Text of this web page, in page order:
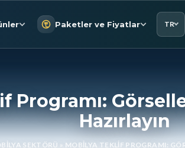
Paketler ve Fiyatlar TR
Programı:
Hazırlayın
SEKTÖRÜ » MOBILYA TEKLIF PROGRAMI: